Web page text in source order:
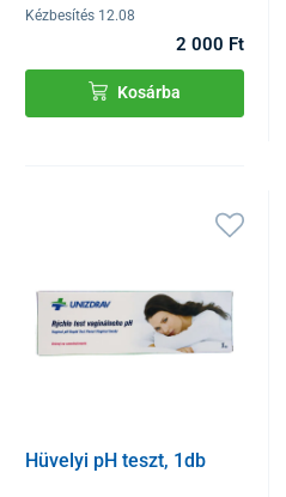
Kézbesítés 12.08
2 000 Ft
Kosárba
Hüvelyi pH teszt, 1db